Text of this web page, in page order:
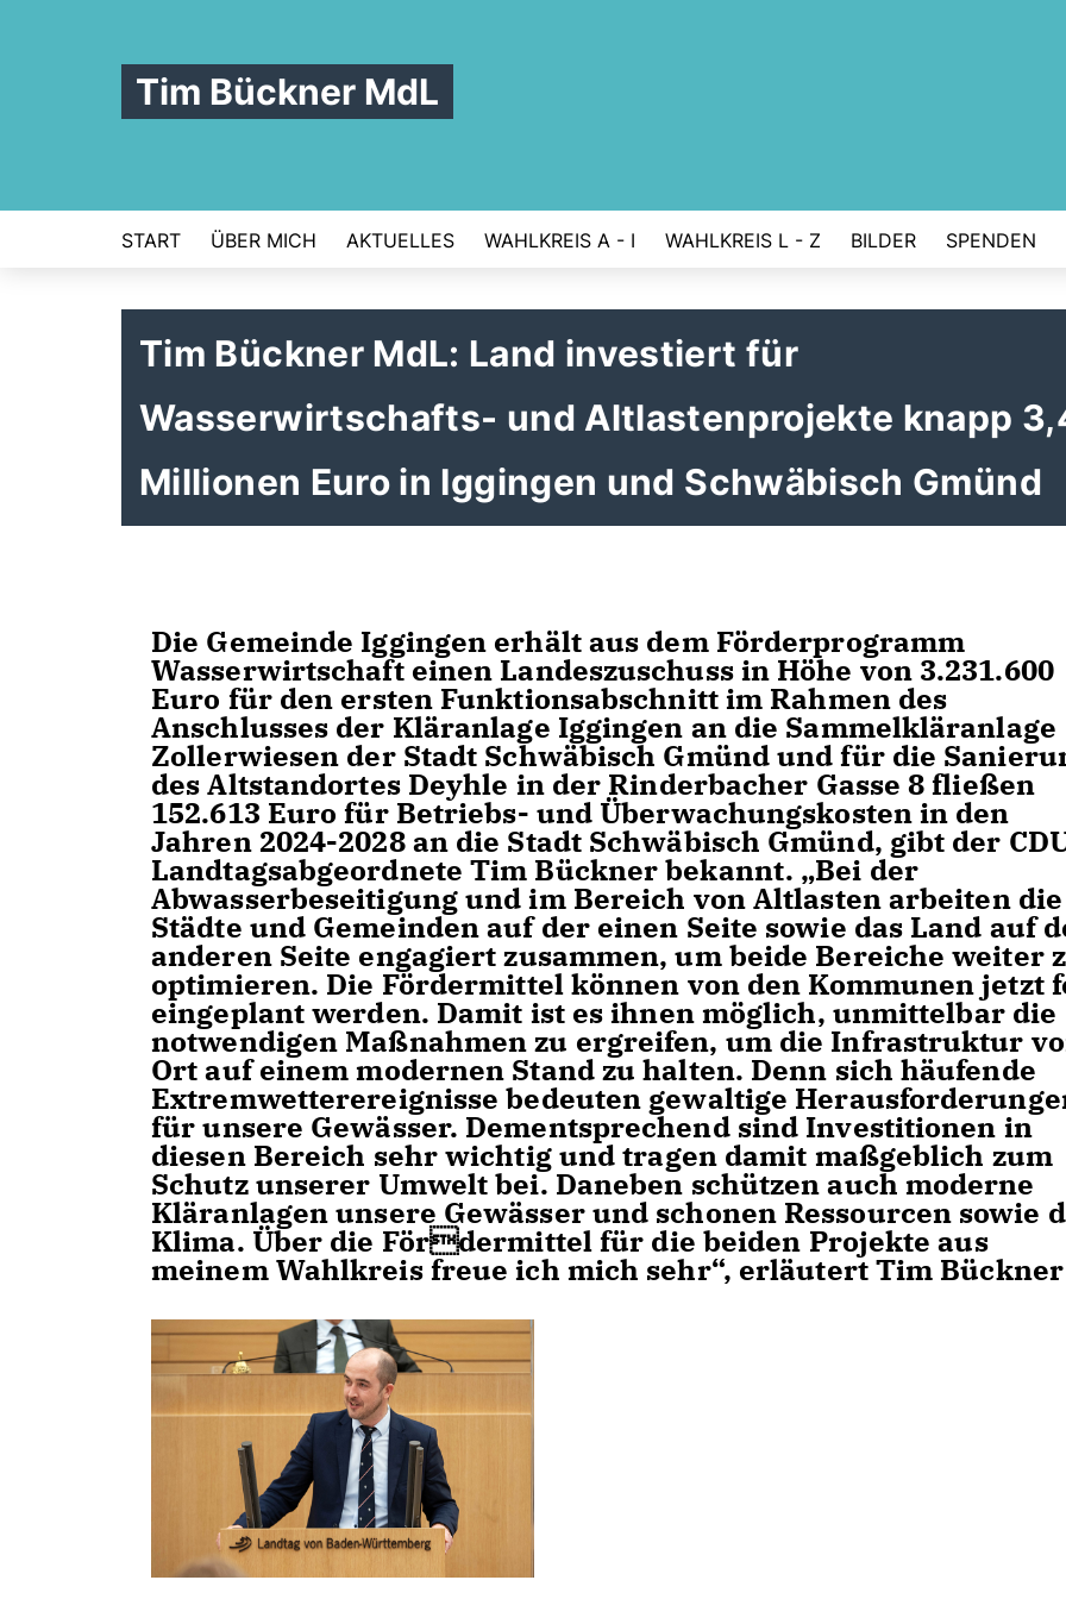
Tim Bückner MdL
START ÜBER MICH AKTUELLES WAHLKREIS A - I WAHLKREIS L - Z BILDER SPENDEN
Tim Bückner MdL: Land investiert für
Wasserwirtschafts- und Altlastenprojekte knapp
Millionen Euro in Iggingen und Schwäbisch Gmünd
Die Gemeinde Iggingen erhält aus dem Förderprogramm
Wasserwirtschaft einen Landeszuschuss in Höhe von 3.231.600
Euro für den ersten Funktionsabschnitt im Rahmen des
Anschlusses der Kläranlage Iggingen an die Sammelkläranlage
Zollerwiesen der Stadt Schwäbisch Gmünd und für die
des Altstandortes Deyhle in der Rinderbacher Gasse 8 fließen
152.613 Euro für Betriebs- und Überwachungskosten in den
Jahren 2024-2028 an die Stadt Schwäbisch Gmünd, gibt der
Landtagsabgeordnete Tim Bückner bekannt. „Bei der
Abwasserbeseitigung und im Bereich von Altlasten arbeiten die
Städte und Gemeinden auf der einen Seite sowie das Land auf
anderen Seite engagiert zusammen, um beide Bereiche weiter
optimieren. Die Fördermittel können von den Kommunen jetzt
eingeplant werden. Damit ist es ihnen möglich, unmittelbar die
notwendigen Maßnahmen zu ergreifen, um die Infrastruktur
Ort auf einem modernen Stand zu halten. Denn sich häufende
Extremwetterereignisse bedeuten gewaltige
für unsere Gewässer. Dementsprechend sind Investitionen in
diesen Bereich sehr wichtig und tragen damit maßgeblich zum
Schutz unserer Umwelt bei. Daneben schützen auch moderne
Kläranlagen unsere Gewässer und schonen Ressourcen sowie
Klima. Über die Fördermittel für die beiden Projekte aus
meinem Wahlkreis freue ich mich sehr“, erläutert Tim Bückner